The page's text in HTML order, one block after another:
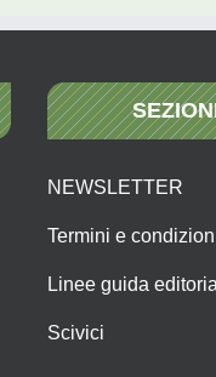
NEWSLETTER
Termini e
Linee guida
Scivici